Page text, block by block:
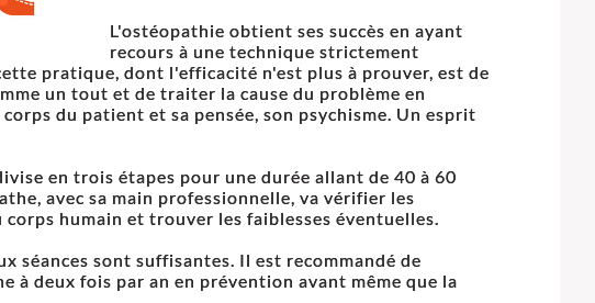
L'ostéopathie obtient ses succès en ayant
recours à une technique strictement
pratique, dont l'efficacité n'est plus à prouver, est de
un tout et de traiter la cause du problème en
du patient et sa pensée, son psychisme. Un esprit
en trois étapes pour une durée allant de 40 à 60
avec sa main professionnelle, va vérifier les
humain et trouver les faiblesses éventuelles.
séances sont suffisantes. Il est recommandé de
à deux fois par an en prévention avant même que la